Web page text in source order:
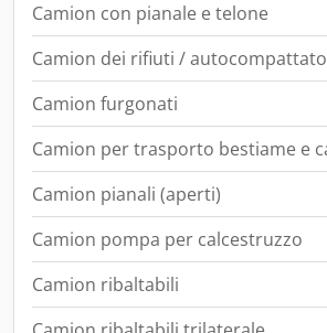
Camion con pianale e telone
Camion dei rifiuti /
Camion furgonati
Camion per trasporto bestiame e
Camion pianali (aperti)
Camion pompa per calcestruzzo
Camion ribaltabili